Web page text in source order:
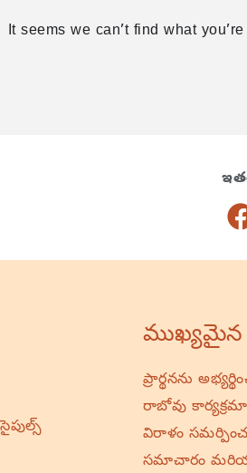
It seems we can’t find what
ముఖ్యమైన
ప్రార్థనను
రాబోవు
విరాళం
సమాచారం మరియు